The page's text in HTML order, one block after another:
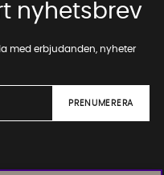
nyhetsbrev
med erbjudanden, nyheter